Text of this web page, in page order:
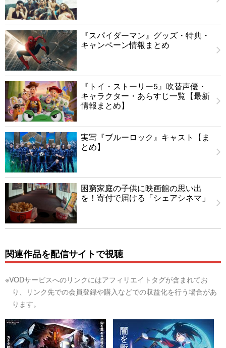
『スパイダーマン』グッズ・特典・
キャンペーン情報まとめ
『トイ・ストーリー5』吹替声優・
キャラクター・あらすじ一覧【最新
情報まとめ】
実写『ブルーロック』キャスト【ま
とめ】
困窮家庭の子供に映画館の思い出
を！寄付で届ける「シェアシネマ」
関連作品を配信サイトで視聴
※VODサービスへのリンクにはアフィリエイトタグが含まれてお
り、リンク先での会員登録や購入などでの収益化を行う場合があ
ります。